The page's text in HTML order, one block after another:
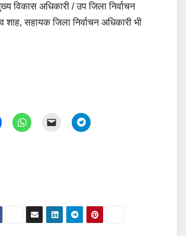
विकास अधिकारी / उप जिला निर्वाचन
शाह, सहायक जिला निर्वाचन अधिकारी भी